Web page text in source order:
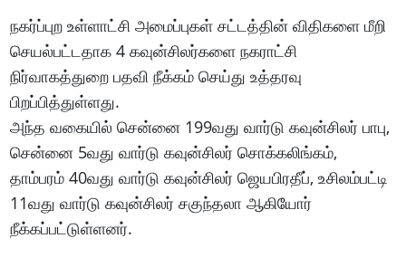
நகர்ப்புற உள்ளாட்சி அமைப்புகள் சட்டத்தின் விதிகளை மீறி
செயல்பட்டதாக 4 கவுன்சிலர்களை நகராட்சி
நிர்வாகத்துறை பதவி நீக்கம் செய்து உத்தரவு
பிறப்பித்துள்ளது.
அந்த வகையில் சென்னை 199வது வார்டு கவுன்சிலர் பாபு,
சென்னை 5வது வார்டு கவுன்சிலர் சொக்கலிங்கம்,
தாம்பரம் 40வது வார்டு கவுன்சிலர் ஜெயபிரதீப், உசிலம்பட்டி
11வது வார்டு கவுன்சிலர் சகுந்தலா ஆகியோர்
நீக்கப்பட்டுள்ளனர்.